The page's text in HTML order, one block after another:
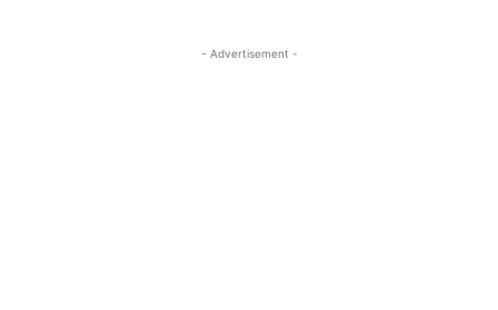
- Advertisement -